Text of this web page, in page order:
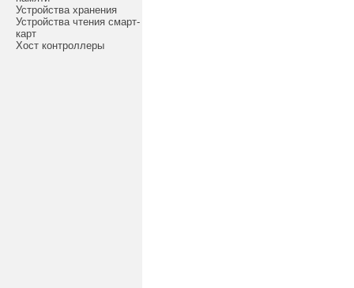
Устройства хранения
Устройства чтения смарт-
карт
Хост контроллеры